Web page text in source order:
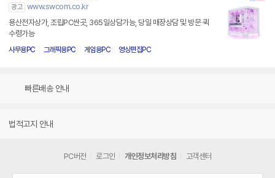
광고 www.swcom.co.kr
용산전자상가, 조립PC싼곳, 365일상담가능, 당일 매장상담 및 방문 퀵
수령가능
사무용PC 그래픽용PC 게임용PC 영상편집PC
빠른배송 안내
법적고지 안내
PC버전 로그인 개인정보처리방침 고객센터